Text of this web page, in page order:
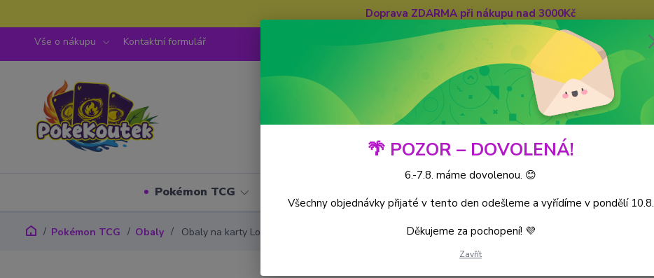
Doprava ZDARMA při nákupu nad 3000Kč
Vše o nákupu Kontaktní formulář
Hledat
Pokémon TCG
Pokémon TCG Obaly Obaly na karty Lost Origin 65ks
🌴 POZOR – DOVOLENÁ!
6.-7.8. máme dovolenou. 😊
Všechny objednávky přijaté v tento den odešleme a vyřídíme v pondělí 10.8.
Děkujeme za pochopení! 💜
Zavřít